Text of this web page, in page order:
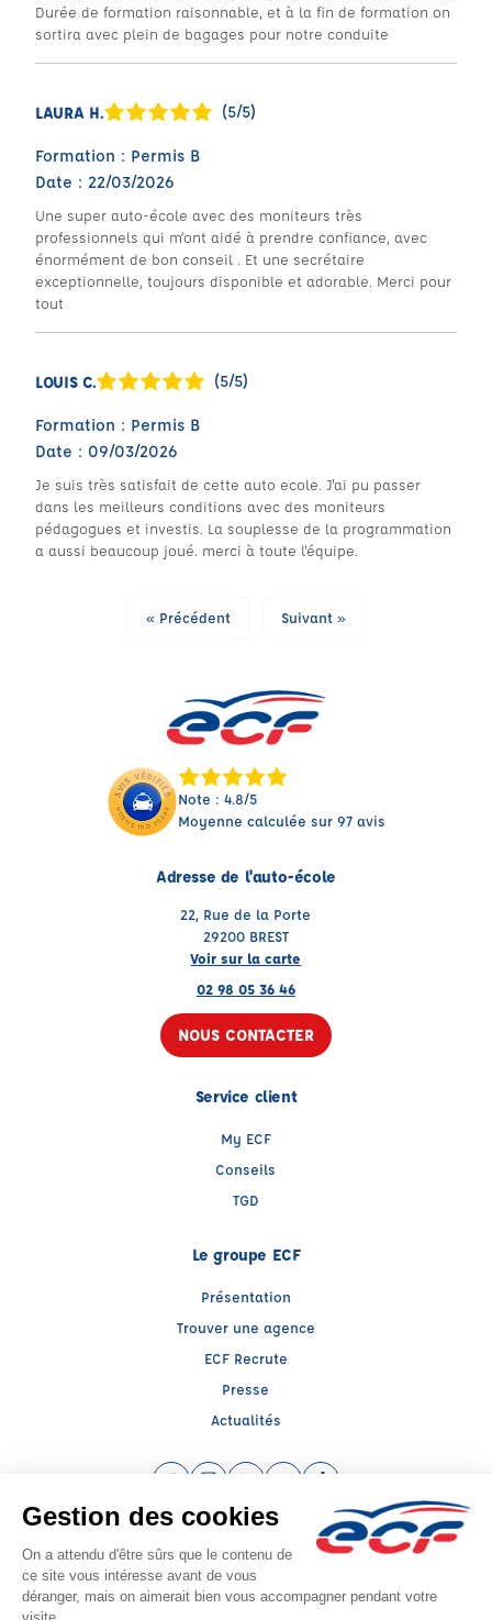
Durée de formation raisonnable, et à la fin de formation on
sortira avec plein de bagages pour notre conduite
LAURA H. (5/5)
Formation : Permis B
Date : 22/03/2026
Une super auto-école avec des moniteurs très
professionnels qui m’ont aidé à prendre confiance, avec
énormément de bon conseil . Et une secrétaire
exceptionnelle, toujours disponible et adorable. Merci pour
tout
LOUIS C. (5/5)
Formation : Permis B
Date : 09/03/2026
Je suis très satisfait de cette auto ecole. J'ai pu passer
dans les meilleurs conditions avec des moniteurs
pédagogues et investis. La souplesse de la programmation
a aussi beaucoup joué. merci à toute l'équipe.
« Précédent Suivant »
Note : 4.8/5
Moyenne calculée sur 97 avis
Adresse de l'auto-école
22, Rue de la Porte
29200 BREST
Voir sur la carte
02 98 05 36 46
NOUS CONTACTER
Service client
My ECF
Conseils
TGD
Le groupe ECF
Présentation
Trouver une agence
ECF Recrute
Presse
Actualités
Instagram (nouvelle fenêtre)
LinkedIn (nouvelle fenêtre)
YouTube (nouvelle fenêtre)
TikTok (nouvelle
Raison sociale : SARL ROGER ROUDAUT - Capital social: 200000€
SIREN: 381244532 - Numéro de TVA intracommunautaire: FR 12 381244532
Agrément n°E1802900070
Siège social : 24, Place Napoléon III , BREST (29200) - Représentant légal :